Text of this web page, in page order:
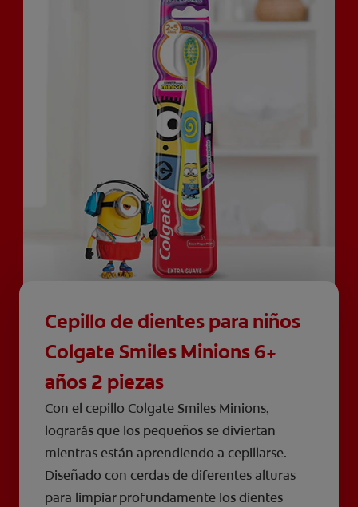
Cepillo de dientes para niños
Colgate Smiles Minions 6+
años 2 piezas
Con el cepillo Colgate Smiles Minions,
lograrás que los pequeños se diviertan
mientras están aprendiendo a cepillarse.
Diseñado con cerdas de diferentes alturas
para limpiar profundamente los dientes